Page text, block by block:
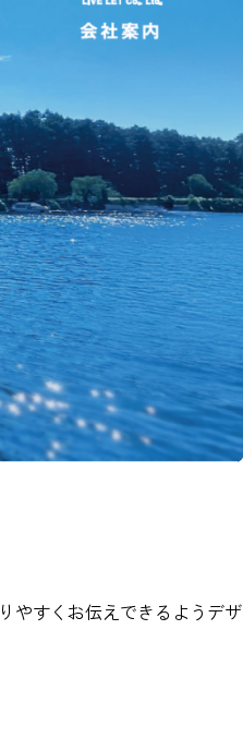
やすくお伝えできるようデザ